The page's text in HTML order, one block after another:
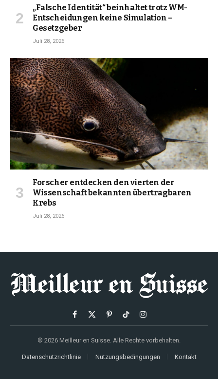
„Falsche Identität“ beinhaltet trotz WM-
Entscheidungen keine Simulation –
Gesetzgeber
Juli 28, 2026
Forscher entdecken den vierten der
Wissenschaft bekannten übertragbaren
Krebs
Juli 28, 2026
Facebook
X
PinterestTikTokInstagram
© 2026 Meilleur en Suisse. Alle Rechte vorbehalten.
Datenschutzrichtlinie Nutzungsbedingungen Kontakt